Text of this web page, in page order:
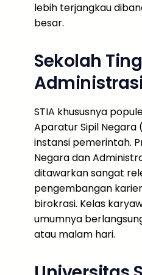
lebih terjangkau
besar.
Sekolah
STIA khususnya
Aparatur Sipil Negara
instansi pemerintah.
Negara dan
ditawarkan sangat
pengembangan
birokrasi. Kelas
umumnya
atau malam hari.